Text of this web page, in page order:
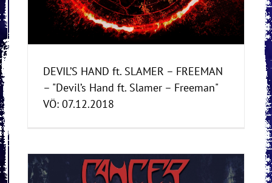
DEVIL’S HAND ft. SLAMER – FREEMAN
– "Devil’s Hand ft. Slamer – Freeman"
VÖ: 07.12.2018